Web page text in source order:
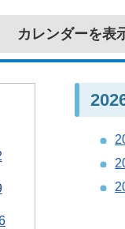
カレンダーを表